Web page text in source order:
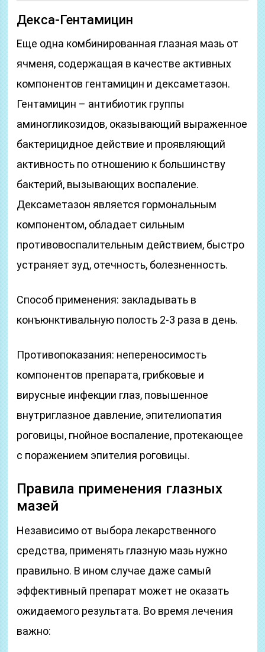
Декса-Гентамицин
Еще одна комбинированная глазная мазь от
ячменя, содержащая в качестве активных
компонентов гентамицин и дексаметазон.
Гентамицин – антибиотик группы
аминогликозидов, оказывающий выраженное
бактерицидное действие и проявляющий
активность по отношению к большинству
бактерий, вызывающих воспаление.
Дексаметазон является гормональным
компонентом, обладает сильным
противовоспалительным действием, быстро
устраняет зуд, отечность, болезненность.
Способ применения: закладывать в
конъюнктивальную полость 2-3 раза в день.
Противопоказания: непереносимость
компонентов препарата, грибковые и
вирусные инфекции глаз, повышенное
внутриглазное давление, эпителиопатия
роговицы, гнойное воспаление, протекающее
с поражением эпителия роговицы.
Правила применения глазных
мазей
Независимо от выбора лекарственного
средства, применять глазную мазь нужно
правильно. В ином случае даже самый
эффективный препарат может не оказать
ожидаемого результата. Во время лечения
важно: